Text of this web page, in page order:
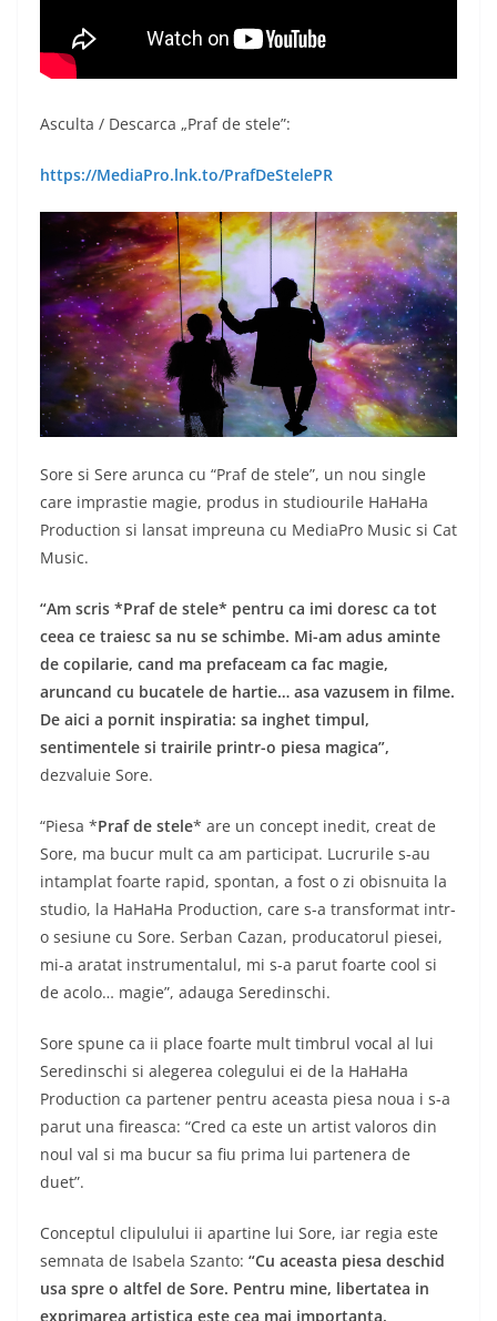
Asculta / Descarca „Praf de stele”:
https://MediaPro.lnk.to/PrafDeStelePR
Sore si Sere arunca cu “Praf de stele”, un nou single
care imprastie magie, produs in studiourile HaHaHa
Production si lansat impreuna cu MediaPro Music si Cat
Music.
“Am scris *Praf de stele* pentru ca imi doresc ca tot
ceea ce traiesc sa nu se schimbe. Mi-am adus aminte
de copilarie, cand ma prefaceam ca fac magie,
aruncand cu bucatele de hartie… asa vazusem in filme.
De aici a pornit inspiratia: sa inghet timpul,
sentimentele si trairile printr-o piesa magica”,
dezvaluie Sore.
“Piesa *Praf de stele* are un concept inedit, creat de
Sore, ma bucur mult ca am participat. Lucrurile s-au
intamplat foarte rapid, spontan, a fost o zi obisnuita la
studio, la HaHaHa Production, care s-a transformat intr-
o sesiune cu Sore. Serban Cazan, producatorul piesei,
mi-a aratat instrumentalul, mi s-a parut foarte cool si
de acolo… magie”, adauga Seredinschi.
Sore spune ca ii place foarte mult timbrul vocal al lui
Seredinschi si alegerea colegului ei de la HaHaHa
Production ca partener pentru aceasta piesa noua i s-a
parut una fireasca: “Cred ca este un artist valoros din
noul val si ma bucur sa fiu prima lui partenera de
duet”.
Conceptul clipulului ii apartine lui Sore, iar regia este
semnata de Isabela Szanto: “Cu aceasta piesa deschid
usa spre o altfel de Sore. Pentru mine, libertatea in
exprimarea artistica este cea mai importanta.